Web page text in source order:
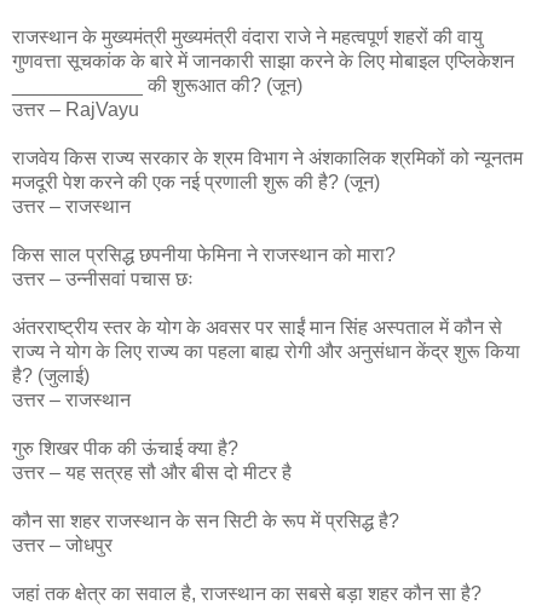
राजस्थान के मुख्यमंत्री मुख्यमंत्री वंदारा राजे ने महत्वपूर्ण शहरों की वायु
गुणवत्ता सूचकांक के बारे में जानकारी साझा करने के लिए मोबाइल एप्लिकेशन
____________ की शुरूआत की? (जून)
उत्तर – RajVayu
राजवेय किस राज्य सरकार के श्रम विभाग ने अंशकालिक श्रमिकों को न्यूनतम
मजदूरी पेश करने की एक नई प्रणाली शुरू की है? (जून)
उत्तर – राजस्थान
किस साल प्रसिद्ध छपनीया फेमिना ने राजस्थान को मारा?
उत्तर – उन्नीसवां पचास छः
अंतरराष्ट्रीय स्तर के योग के अवसर पर साईं मान सिंह अस्पताल में कौन से
राज्य ने योग के लिए राज्य का पहला बाह्य रोगी और अनुसंधान केंद्र शुरू किया
है? (जुलाई)
उत्तर – राजस्थान
गुरु शिखर पीक की ऊंचाई क्या है?
उत्तर – यह सत्रह सौ और बीस दो मीटर है
कौन सा शहर राजस्थान के सन सिटी के रूप में प्रसिद्ध है?
उत्तर – जोधपुर
जहां तक ​​क्षेत्र का सवाल है, राजस्थान का सबसे बड़ा शहर कौन सा है?